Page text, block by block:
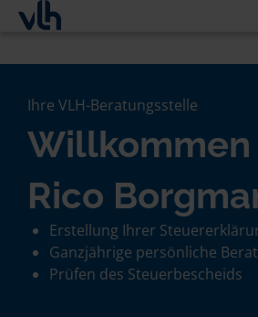
Ihre VLH-Beratungsstelle
Willkommen
Rico
Erstellung Ihrer
Ganzjährige persönliche
Prüfen des Steuerbescheids